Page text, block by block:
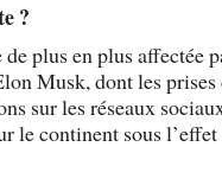
?
plus en plus affectée
Musk, dont les prises
sur les réseaux
le continent sous l’effet